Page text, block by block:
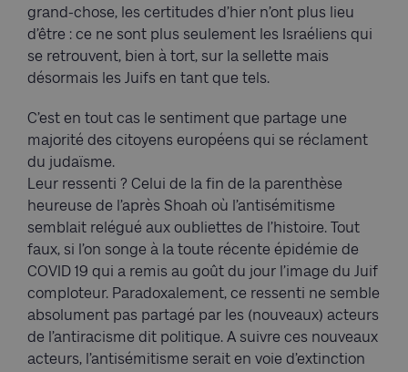
grand-chose, les certitudes d’hier n’ont plus lieu
d’être : ce ne sont plus seulement les Israéliens qui
se retrouvent, bien à tort, sur la sellette mais
désormais les Juifs en tant que tels.
C’est en tout cas le sentiment que partage une
majorité des citoyens européens qui se réclament
du judaïsme.
Leur ressenti ? Celui de la fin de la parenthèse
heureuse de l’après Shoah où l’antisémitisme
semblait relégué aux oubliettes de l’histoire. Tout
faux, si l’on songe à la toute récente épidémie de
COVID 19 qui a remis au goût du jour l’image du Juif
comploteur. Paradoxalement, ce ressenti ne semble
absolument pas partagé par les (nouveaux) acteurs
de l’antiracisme dit politique. A suivre ces nouveaux
acteurs, l’antisémitisme serait en voie d’extinction